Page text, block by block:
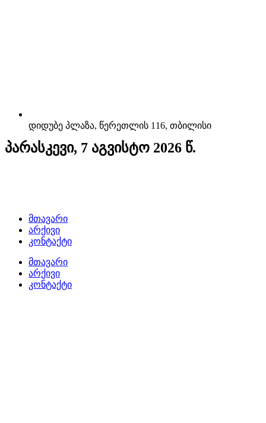
დიდუბე პლაზა, წერეთლის 116, თბილისი
პარასკევი, 7 აგვისტო 2026 წ.
მთავარი
არქივი
კონტაქტი
მთავარი
არქივი
კონტაქტი